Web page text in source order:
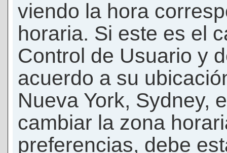
viendo la hora
horaria. Si este es el
Control de Usuario y
acuerdo a su
Nueva York, Sydney,
cambiar la zona
preferencias, debe